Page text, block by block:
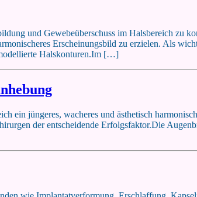
und Gewebeüberschuss im Halsbereich zu
Erscheinungsbild zu erzielen. Als
Halskonturen.Im […]
jüngeres, wacheres und ästhetisch
der entscheidende Erfolgsfaktor.Die